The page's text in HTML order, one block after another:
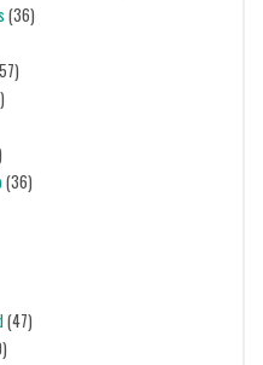
(36)
(36)
(47)